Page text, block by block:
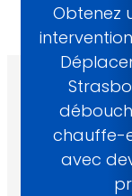
Obtenez
chauffe-
avec